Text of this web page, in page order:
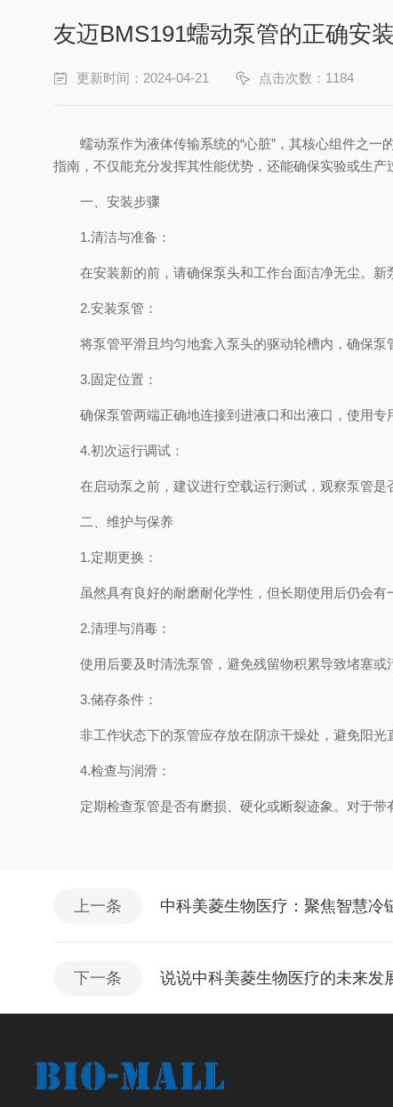
友迈BMS191蠕动泵管的正确安
更新时间：2024-04-21 点击次数：1184
蠕动泵作为液体传输系统的“心脏”，其核心组件之一的
指南，不仅能充分发挥其性能优势，还能确保实验或生
一、安装步骤
1.清洁与准备：
在安装新的前，请确保泵头和工作台面洁净无尘。新
2.安装泵管：
将泵管平滑且均匀地套入泵头的驱动轮槽内，确保泵
3.固定位置：
确保泵管两端正确地连接到进液口和出液口，使用专
4.初次运行调试：
在启动泵之前，建议进行空载运行测试，观察泵管是
二、维护与保养
1.定期更换：
虽然具有良好的耐磨耐化学性，但长期使用后仍会有
2.清理与消毒：
使用后要及时清洗泵管，避免残留物积累导致堵塞或
3.储存条件：
非工作状态下的泵管应存放在阴凉干燥处，避免阳光
4.检查与润滑：
定期检查泵管是否有磨损、硬化或断裂迹象。对于带
上一条 中科美菱生物医疗：聚焦智慧冷
下一条 说说中科美菱生物医疗的未来发